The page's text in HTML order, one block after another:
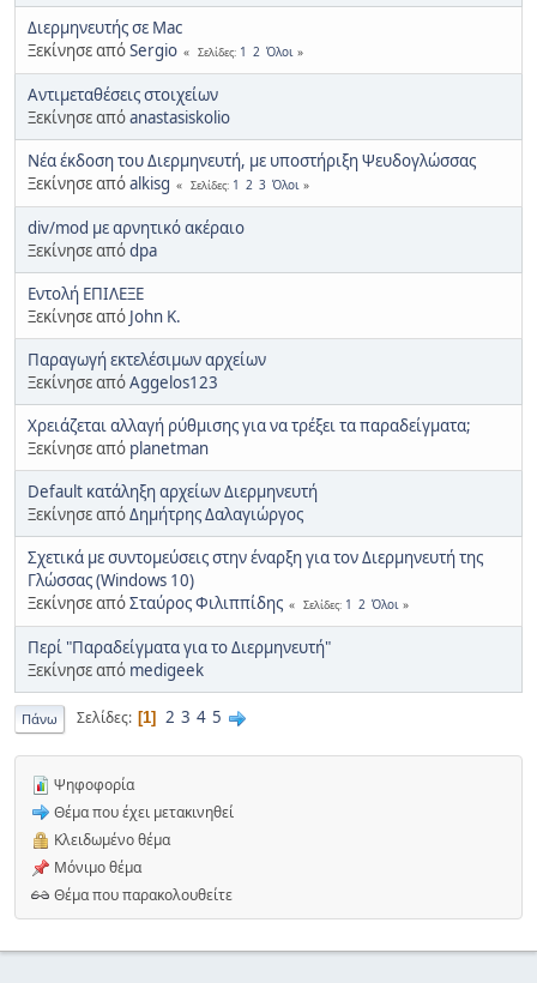
Διερμηνευτής σε Mac
Ξεκίνησε απόSergio Σελίδες 1 2 Όλοι
Αντιμεταθέσεις στοιχείων
Ξεκίνησε απόanastasiskolio
Νέα έκδοση του Διερμηνευτή, με υποστήριξη Ψευδογλώσσας
Ξεκίνησε απόalkisg Σελίδες 1 2 3 Όλοι
div/mod με αρνητικό ακέραιο
Ξεκίνησε απόdpa
Εντολή ΕΠΙΛΕΞΕ
Ξεκίνησε από John K.
Παραγωγή εκτελέσιμων αρχείων
Ξεκίνησε απόAggelos123
Χρειάζεται αλλαγή ρύθμισης για να τρέξει τα παραδείγματα;
Ξεκίνησε από planetman
Default κατάληξη αρχείων Διερμηνευτή
Ξεκίνησε απόΔημήτρης Δαλαγιώργος
Σχετικά με συντομεύσεις στην έναρξη για τον Διερμηνευτή της
Γλώσσας (Windows 10)
Ξεκίνησε απόΣταύρος Φιλιππίδης Σελίδες 1 2 Όλοι
Περί "Παραδείγματα για το Διερμηνευτή"
Ξεκίνησε από medigeek
Πάνω Σελίδες 1 2 3 4 5
Ψηφοφορία
Θέμα που έχει μετακινηθεί
Κλειδωμένο θέμα
Μόνιμο θέμα
Θέμα που παρακολουθείτε